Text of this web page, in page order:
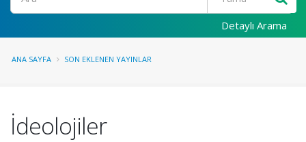
Detaylı Arama
ANA SAYFA SON EKLENEN YAYINLAR
İdeolojiler